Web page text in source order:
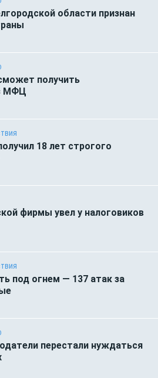
области признан
получить
МФЦ
18 лет строгого
фирмы увел у налоговиков
под огнем — 137 атак за
перестали нуждаться